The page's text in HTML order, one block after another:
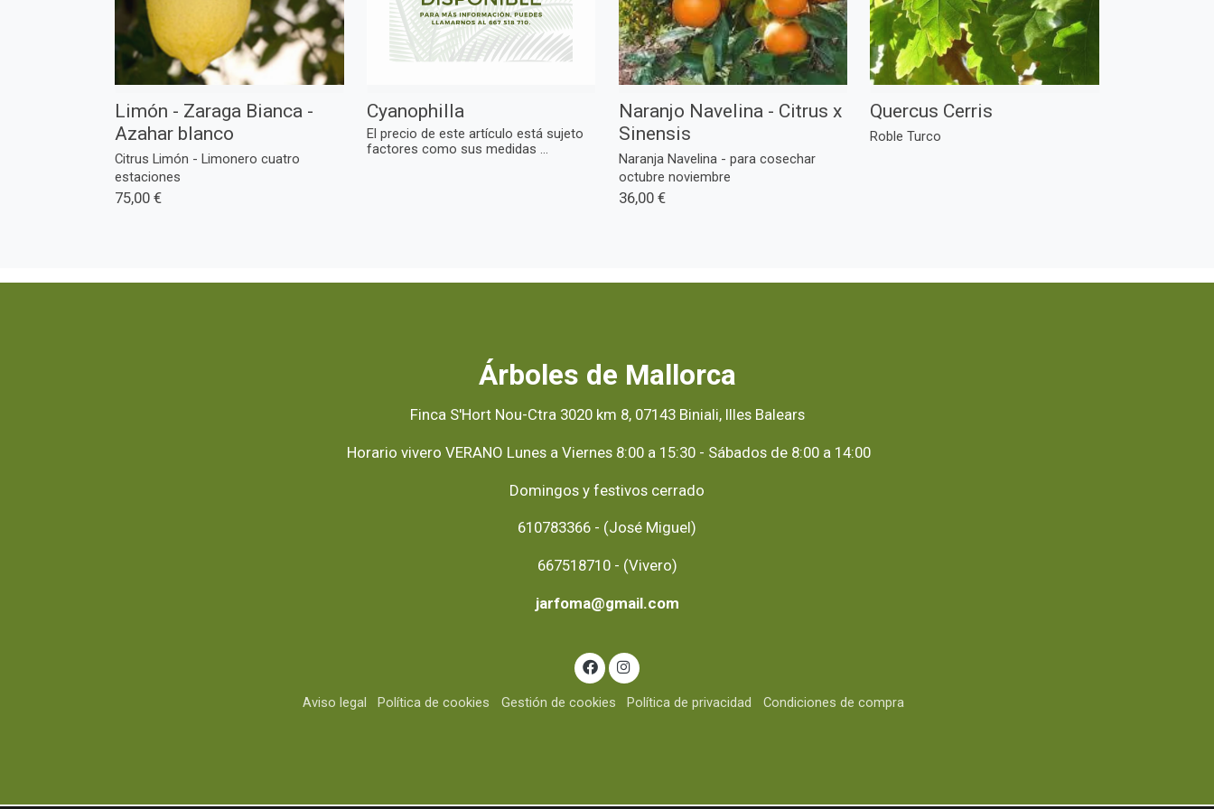
Limón - Zaraga Bianca -
Azahar blanco
Citrus Limón - Limonero cuatro
estaciones
75,00 €
Cyanophilla
El precio de este artículo está sujeto
factores como sus medidas ...
Naranjo Navelina - Citrus x
Sinensis
Naranja Navelina - para cosechar
octubre noviembre
36,00 €
Quercus Cerris
Roble Turco
Árboles de Mallorca
Finca S'Hort Nou-Ctra 3020 km 8, 07143 Biniali, Illes Balears
Horario vivero VERANO Lunes a Viernes 8:00 a 15:30 - Sábados de 8:00 a 14:00
Domingos y festivos cerrado
610783366 - (José Miguel)
667518710 - (Vivero)
jarfoma@gmail.com
Aviso legal Política de cookies Gestión de cookies Política de privacidad Condiciones de compra